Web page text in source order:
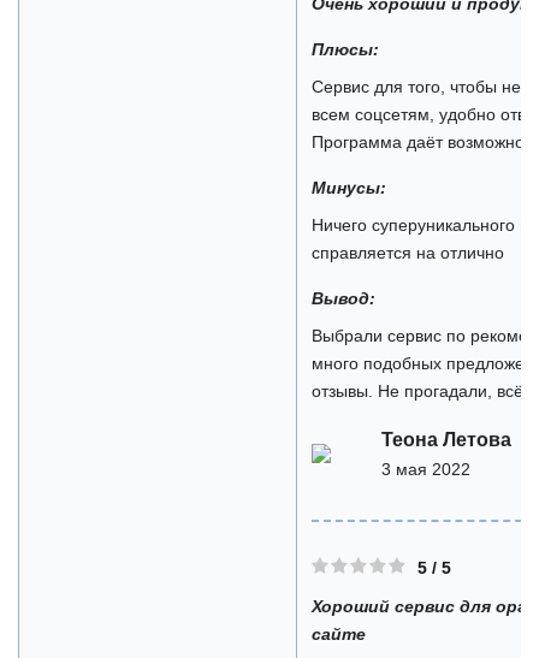
Плюсы:
Сервис для того, чтобы не
всем соцсетям, удобно
Программа даёт
Минусы:
Ничего суперуникального
справляется на отлично
Вывод:
Выбрали сервис по
много подобных
отзывы. Не прогадали, всё
Теона Летова
3 мая 2022
5 / 5
Хороший сервис для
сайте